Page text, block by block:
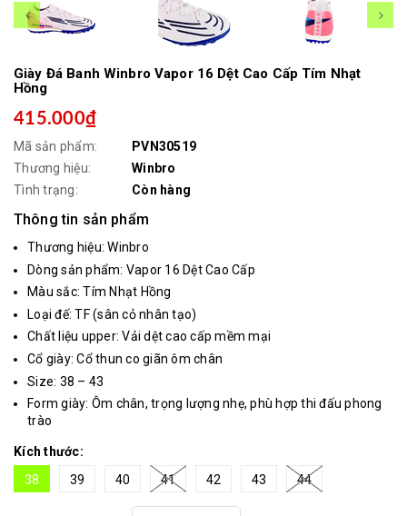
Giày Đá Banh Winbro Vapor 16 Dệt Cao Cấp Tím Nhạt
Hồng
415.000₫
Mã sản phẩm:
PVN30519
Thương hiệu:
Winbro
Tình trạng:
Còn hàng
Thông tin sản phẩm
Thương hiệu: Winbro
Dòng sản phẩm: Vapor 16 Dệt Cao Cấp
Màu sắc: Tím Nhạt Hồng
Loại đế: TF (sân cỏ nhân tạo)
Chất liệu upper: Vải dệt cao cấp mềm mại
Cổ giày: Cổ thun co giãn ôm chân
Size: 38 – 43
Form giày: Ôm chân, trọng lượng nhẹ, phù hợp thi đấu phong
trào
Kích thước:
38
39 40 41 42 43 44